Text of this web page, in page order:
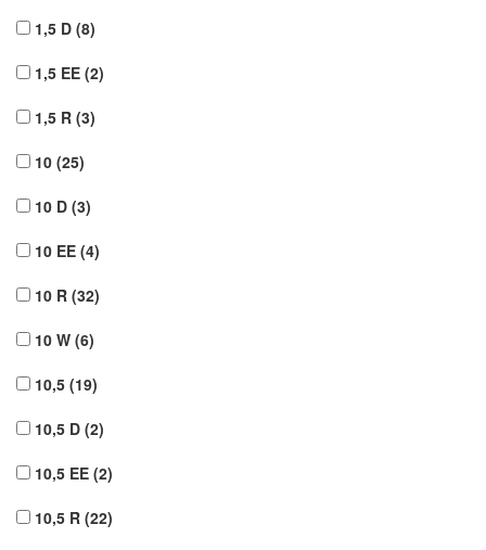
1,5 D (8)
1,5 EE (2)
1,5 R (3)
10 (25)
10 D (3)
10 EE (4)
10 R (32)
10 W (6)
10,5 (19)
10,5 D (2)
10,5 EE (2)
10,5 R (22)